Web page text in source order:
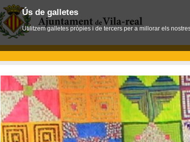
Ús de galletes
Utilitzem galletes pròpies i de tercers per a millorar els